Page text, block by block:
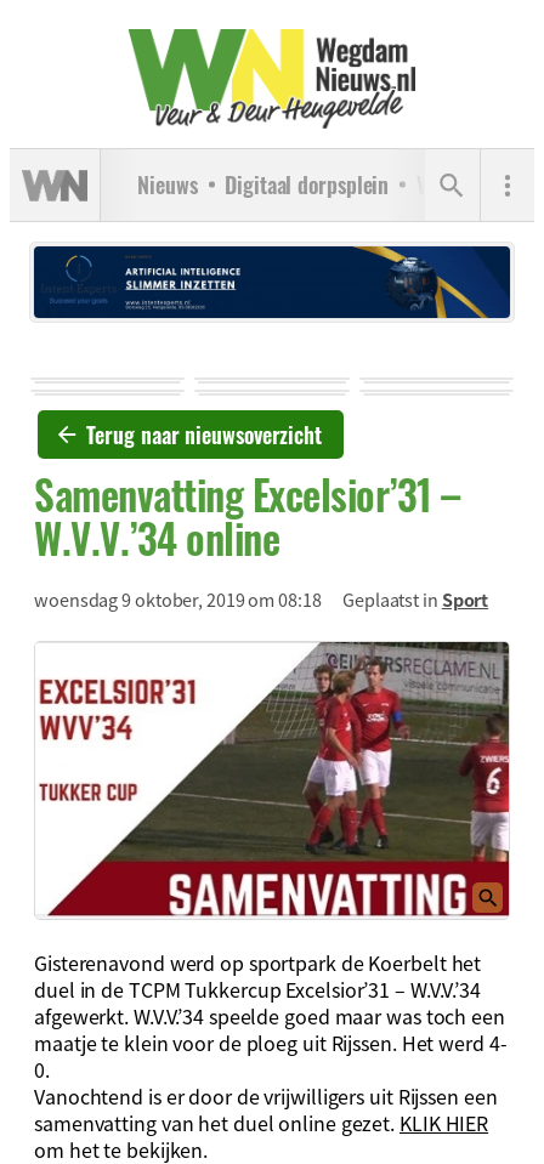
Nieuws Digitaal dorpsplein Verenigingen
Terug naar nieuwsoverzicht
Samenvatting Excelsior’31 –
W.V.V.’34 online
woensdag 9 oktober, 2019 om 08:18 Geplaatst inSport
Gisterenavond werd op sportpark de Koerbelt het
duel in de TCPM Tukkercup Excelsior’31 – W.V.V.’34
afgewerkt. W.V.V.’34 speelde goed maar was toch een
maatje te klein voor de ploeg uit Rijssen. Het werd 4-
0.
Vanochtend is er door de vrijwilligers uit Rijssen een
samenvatting van het duel online gezet. KLIK HIER
om het te bekijken.